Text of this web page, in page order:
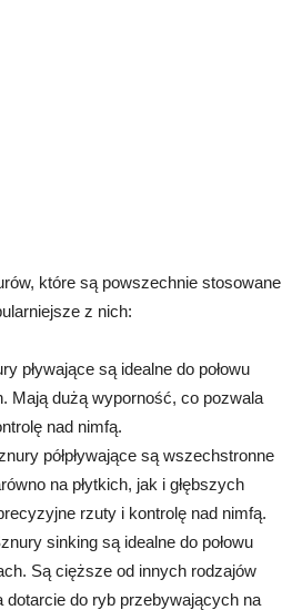
które są powszechnie stosowane
z nich:
pływające są idealne do połowu
Mają dużą wyporność, co pozwala
nad nimfą.
półpływające są wszechstronne
na płytkich, jak i głębszych
rzuty i kontrolę nad nimfą.
sinking są idealne do połowu
Są cięższe od innych rodzajów
dotarcie do ryb przebywających na